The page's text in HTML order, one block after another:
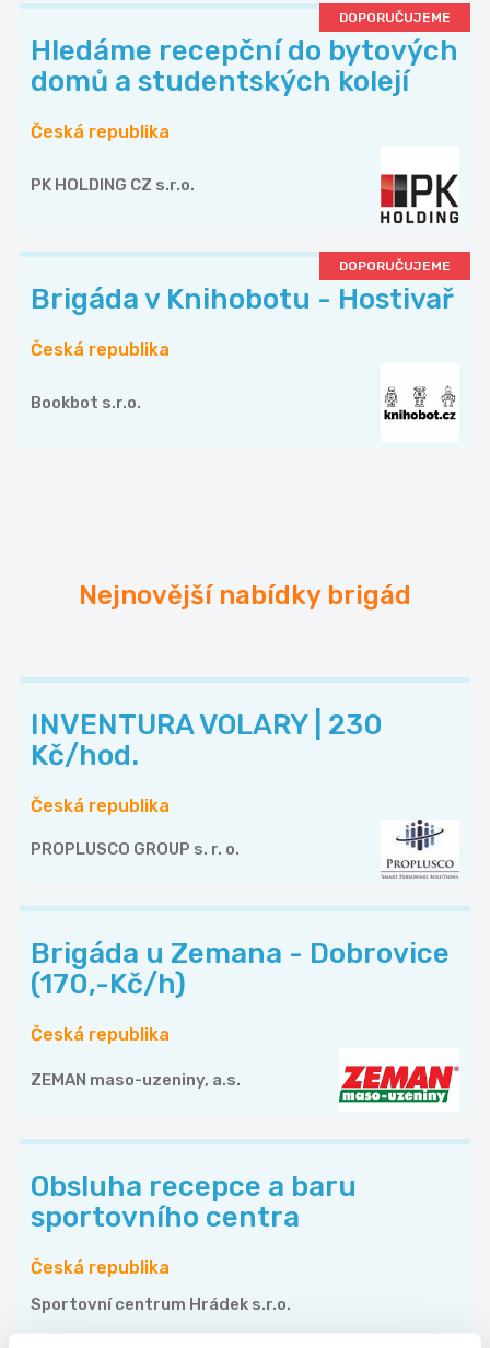
DOPORUČUJEME
Hledáme recepční do bytových
domů a studentských kolejí
Česká republika
PK HOLDING CZ s.r.o.
DOPORUČUJEME
Brigáda v Knihobotu - Hostivař
Česká republika
Bookbot s.r.o.
Nejnovější nabídky brigád
INVENTURA VOLARY | 230
Kč/hod.
Česká republika
PROPLUSCO GROUP s. r. o.
Brigáda u Zemana - Dobrovice
(170,-Kč/h)
Česká republika
ZEMAN maso-uzeniny, a.s.
Obsluha recepce a baru
sportovního centra
Česká republika
Sportovní centrum Hrádek s.r.o.